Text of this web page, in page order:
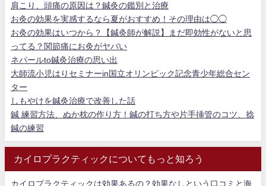
肩こり、頭痛の原因は？鍼灸の鑑別と治療
お灸の効果を実感するなら夏がおすすめ！その理由は◯◯
お灸の効果はいつから？【鍼灸師が解説】まだ即効性がないと思
ってる？関節痛にお灸がヤバい
ネパールto鍼灸治療の思い出
大師流小児はりセミナーin国立オリンピック記念青少年総合セン
ター
しもやけを鍼灸治療で改善した話
鍼 練習方法、ぬか枕の作り方！鍼の打ち方や片手挿管のコツ、捻
鍼の練習
カイロプラクティックについてもっと知ろう
カイロプラクティックは効果あるの？効果なしという口コミと海